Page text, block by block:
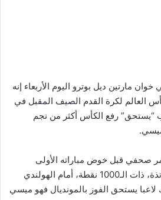
مارتين ديل بوترو اليوم الأربعاء إنه
العالم لكرة القدم الصيف المقبل في
“يستحق” رفع الكأس أكثر من نجم
ميسي.
صحفي قبل خوض مباراته الأولى
ببطولة ميامي لتنس الأساتذة، ذات الـ1000 نقطة، أمام الهولندي
يستحق الفوز بالمونديال فهو ميسي